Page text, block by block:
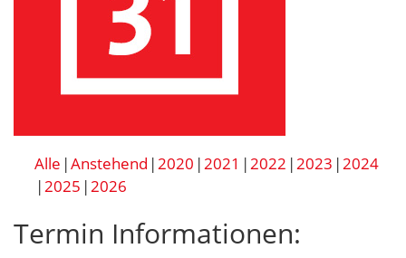
Alle Anstehend 2020 2021 2022 2023 2024
2025 2026
Termin Informationen: